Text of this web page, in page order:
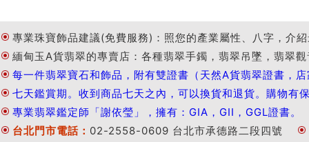
專業珠寶飾品建議(免費服務)：照您的產業屬性、八字，介
緬甸玉A貨翡翠的專賣店：各種翡翠手鐲，翡翠吊墜，翡翠
每一件翡翠寶石和飾品，附有雙證書（天然A貨翡翠證書
七天鑑賞期。收到商品七天之內，可以換貨和退貨。購物有
專業翡翠鑑定師「謝依瑩」，擁有：GIA，GII，GGL證書。
台北門市電話： 02-2558-0609 台北市承德路二段四號